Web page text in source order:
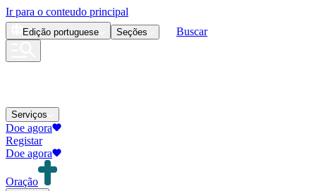
Ir para o conteudo principal
Edição portuguese Seções Buscar
Serviços
Doe agora
Registar
Doe agora
Oração